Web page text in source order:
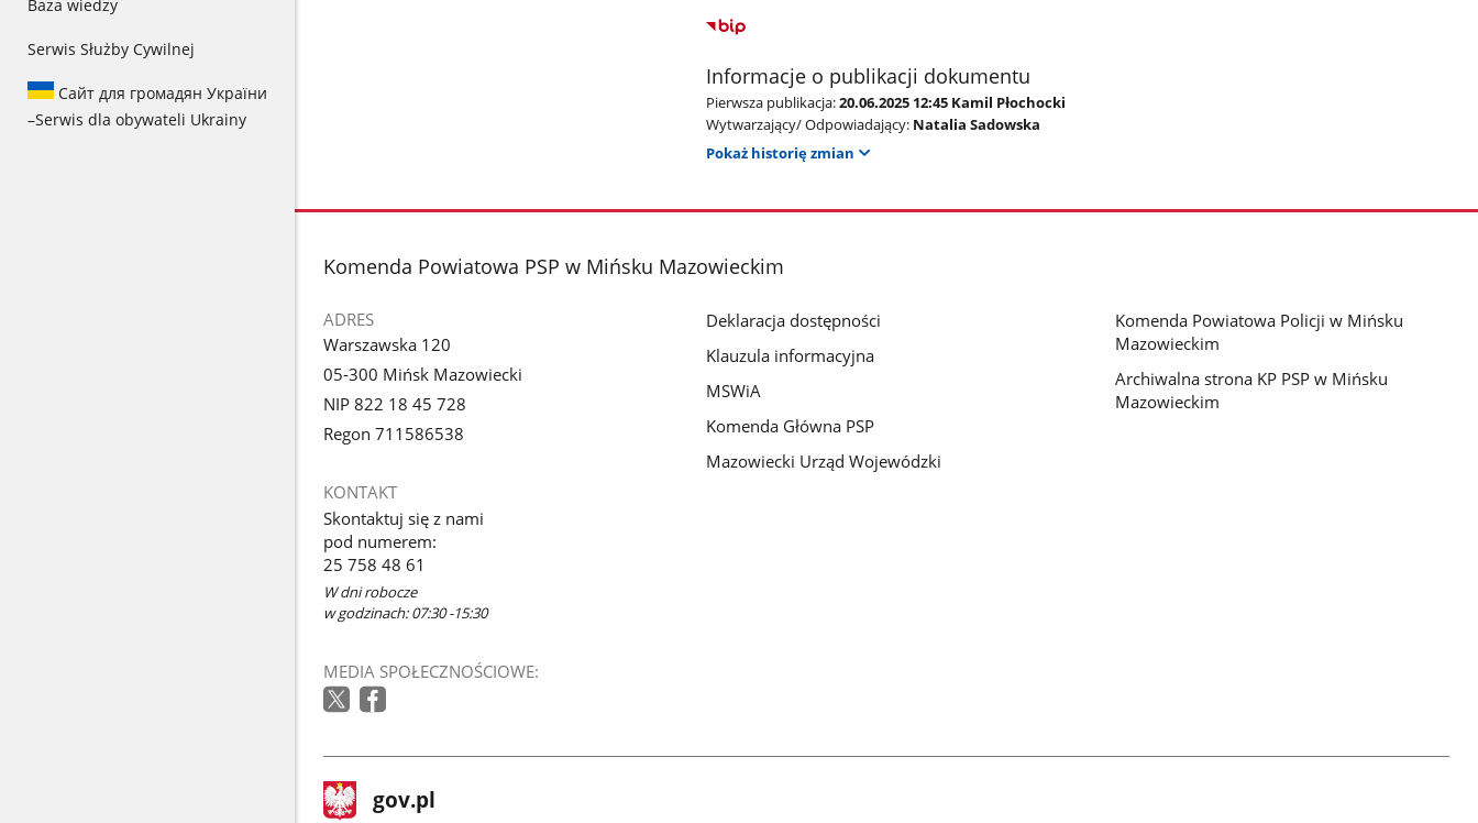
Baza wiedzy
Serwis Służby Cywilnej
Сайт для громадян України
–Serwis dla obywateli Ukrainy
Informacje o publikacji dokumentu
Pierwsza publikacja:20.06.2025 12:45 Kamil Płochocki
Wytwarzający/ Odpowiadający: Natalia Sadowska
Pokaż historię zmian
stopka
Komenda Powiatowa PSP w Mińsku Mazowieckim
ADRES
Warszawska 120
05-300 Mińsk Mazowiecki
NIP 822 18 45 728
Regon 711586538
KONTAKT
Skontaktuj się z nami
pod numerem:
25 758 48 61
W dni robocze
w godzinach: 07:30 -15:30
MEDIA SPOŁECZNOŚCIOWE:
Deklaracja dostępności
Klauzula informacyjna
MSWiA
Komenda Główna PSP
Mazowiecki Urząd Wojewódzki
Komenda Powiatowa Policji w Mińsku
Mazowieckim
Archiwalna strona KP PSP w Mińsku
Mazowieckim
stopka
gov.pl Strona
gov.pl